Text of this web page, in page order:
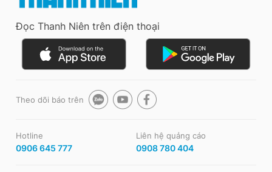
Đọc Thanh Niên trên điện thoại
Theo dõi báo trên
Hotline
0906 645 777
Liên hệ quảng cáo
0908 780 404